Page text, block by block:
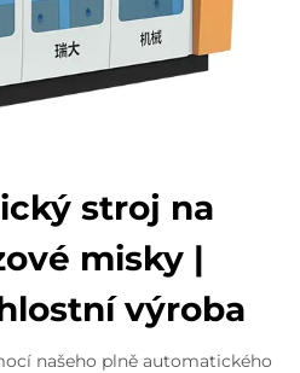
stroj na
misky |
výroba
našeho plně automatického